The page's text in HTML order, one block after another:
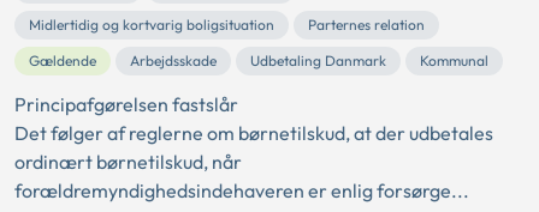
Midlertidig og kortvarig boligsituation
Parternes relation
Gældende
Arbejdsskade Udbetaling Danmark Kommunal
Principafgørelsen fastslår
Det følger af reglerne om børnetilskud, at der udbetales
ordinært børnetilskud, når
forældremyndighedsindehaveren er enlig forsørge...